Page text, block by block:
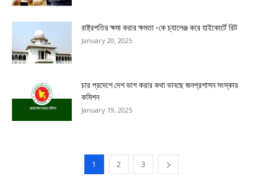
রাষ্ট্রপতির ক্ষমা করার ক্ষমতা -কে চ্যালেঞ্জ করে হাইকোর্টে রিট
January 20, 2025
চার প্রদেশে দেশ ভাগ করার কথা ভাবছে জনপ্রশাসন সংস্কার
কমিশন
January 19, 2025
1 2 3